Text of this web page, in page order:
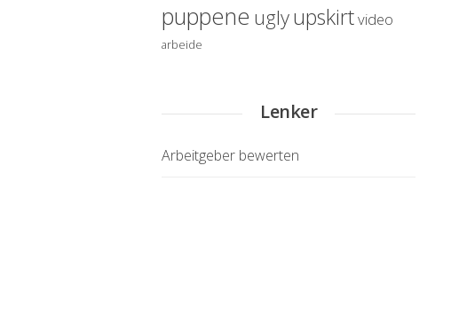
puppene uglyupskirtvideo
arbeide
Lenker
Arbeitgeber bewerten